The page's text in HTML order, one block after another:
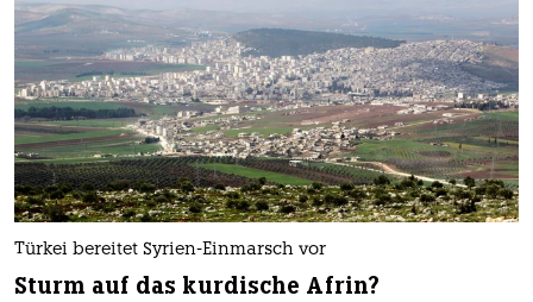
Türkei bereitet Syrien-Einmarsch vor
Sturm auf das kurdische Afrin?